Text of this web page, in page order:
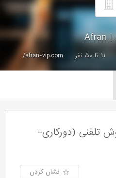
|
Afran
۱۱ تا ۵۰ نفر afran-vip.com/
تلفنی (دورکاری-
نشان کردن